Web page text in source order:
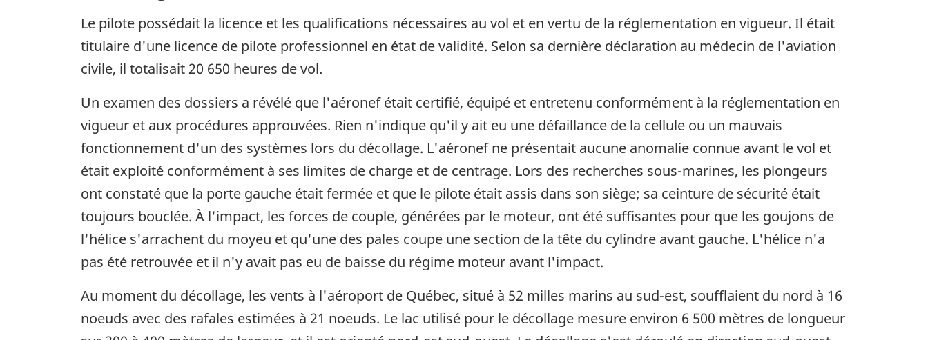
Le pilote possédait la licence et les qualifications nécessaires au vol et en vertu de la réglementation en vigueur. Il était
titulaire d'une licence de pilote professionnel en état de validité. Selon sa dernière déclaration au médecin de l'aviation
civile, il totalisait 20 650 heures de vol.
Un examen des dossiers a révélé que l'aéronef était certifié, équipé et entretenu conformément à la réglementation en
vigueur et aux procédures approuvées. Rien n'indique qu'il y ait eu une défaillance de la cellule ou un mauvais
fonctionnement d'un des systèmes lors du décollage. L'aéronef ne présentait aucune anomalie connue avant le vol et
était exploité conformément à ses limites de charge et de centrage. Lors des recherches sous-marines, les plongeurs
ont constaté que la porte gauche était fermée et que le pilote était assis dans son siège; sa ceinture de sécurité était
toujours bouclée. À l'impact, les forces de couple, générées par le moteur, ont été suffisantes pour que les goujons de
l'hélice s'arrachent du moyeu et qu'une des pales coupe une section de la tête du cylindre avant gauche. L'hélice n'a
pas été retrouvée et il n'y avait pas eu de baisse du régime moteur avant l'impact.
Au moment du décollage, les vents à l'aéroport de Québec, situé à 52 milles marins au sud-est, soufflaient du nord à 16
noeuds avec des rafales estimées à 21 noeuds. Le lac utilisé pour le décollage mesure environ 6 500 mètres de longueur